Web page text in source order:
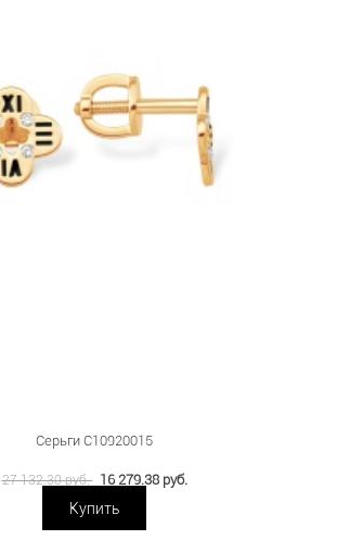
Серьги С10920015
27 132.30 руб. 16 279.38 руб.
Купить